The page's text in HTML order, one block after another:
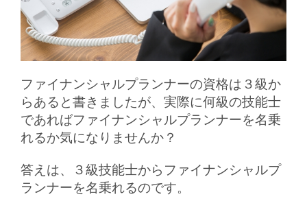
ファイナンシャルプランナーの資格は３級か
らあると書きましたが、実際に何級の技能士
であればファイナンシャルプランナーを名乗
れるか気になりませんか？
答えは、３級技能士からファイナンシャルプ
ランナーを名乗れるのです。